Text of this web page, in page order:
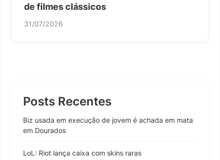
de filmes clássicos
31/07/2026
Posts Recentes
Biz usada em execução de jovem é achada em mata
em Dourados
LoL: Riot lança caixa com skins raras